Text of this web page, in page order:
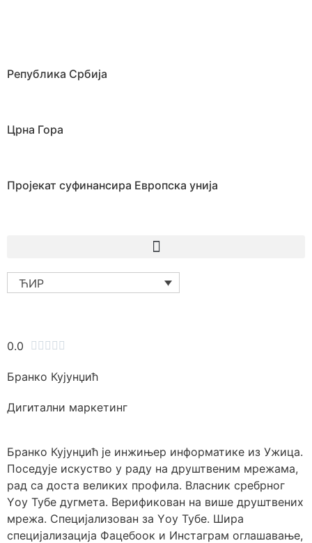
Република Србија
Црна Гора
Пројекат суфинансира Европска унија
ЋИР
0.0     
Бранко Кујунџић
Дигитални маркетинг
Бранко Кујунџић је инжињер информатике из Ужица.
Поседује искуство у раду на друштвеним мрежама,
рад са доста великих профила. Власник сребрног
Yоу Тубе дугмета. Верификован на више друштвених
мрежа. Специјализован за Yоу Тубе. Шира
специјализација Фацебоок и Инстаграм оглашавање,